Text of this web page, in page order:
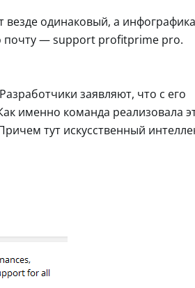
одинаковый, а инфографика
почту — support profitprime pro.
заявляют, что с его
именно команда реализовала
тут искусственный